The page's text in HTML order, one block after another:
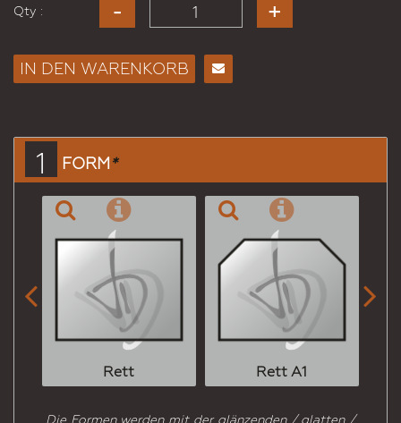
Qty :
IN DEN WARENKORB
1 FORM*
Rett Rett A1
 
Die Formen werden mit der glänzenden / glatten /